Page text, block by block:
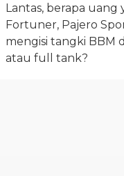
Lantas, berapa
Fortuner, Pajero
mengisi tangki BBM
atau full tank?